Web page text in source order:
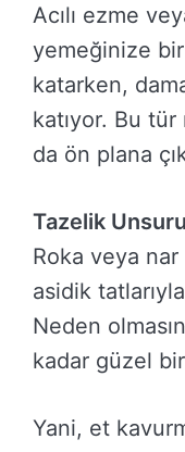
Acılı ezme
yemeğinize bir
katarken,
katıyor. Bu tür
da ön plana
Tazelik Unsuru
Roka veya
asidik
Neden
kadar güzel
Yani, et